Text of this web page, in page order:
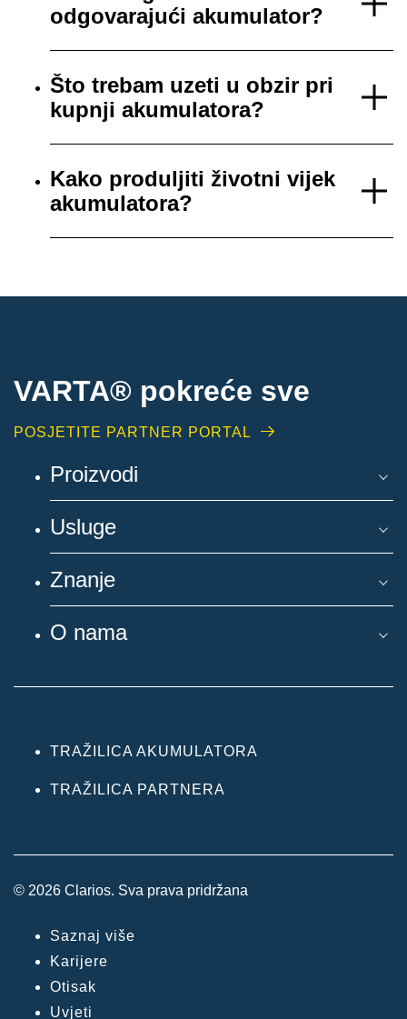
odgovarajući akumulator?
Što trebam uzeti u obzir pri
kupnji akumulatora?
Kako produljiti životni vijek
akumulatora?
VARTA® pokreće sve
POSJETITE PARTNER PORTAL
Proizvodi
Usluge
Znanje
O nama
TRAŽILICA AKUMULATORA
TRAŽILICA PARTNERA
© 2026 Clarios. Sva prava pridržana
Saznaj više
Karijere
Otisak
Uvjeti